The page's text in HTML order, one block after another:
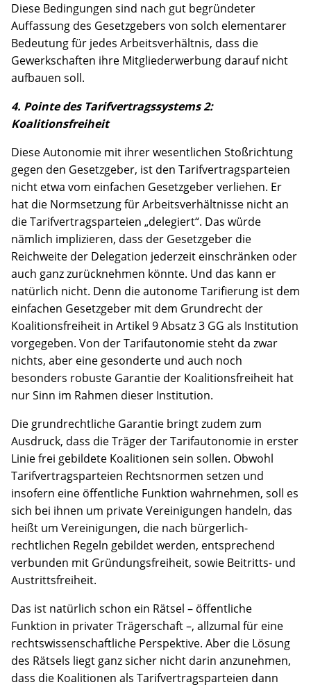
Diese Bedingungen sind nach gut begründeter
Auffassung des Gesetzgebers von solch elementarer
Bedeutung für jedes Arbeitsverhältnis, dass die
Gewerkschaften ihre Mitgliederwerbung darauf nicht
aufbauen soll.
4. Pointe des Tarifvertragssystems 2:
Koalitionsfreiheit
Diese Autonomie mit ihrer wesentlichen Stoßrichtung
gegen den Gesetzgeber, ist den Tarifvertragsparteien
nicht etwa vom einfachen Gesetzgeber verliehen. Er
hat die Normsetzung für Arbeitsverhältnisse nicht an
die Tarifvertragsparteien „delegiert“. Das würde
nämlich implizieren, dass der Gesetzgeber die
Reichweite der Delegation jederzeit einschränken oder
auch ganz zurücknehmen könnte. Und das kann er
natürlich nicht. Denn die autonome Tarifierung ist dem
einfachen Gesetzgeber mit dem Grundrecht der
Koalitionsfreiheit in Artikel 9 Absatz 3 GG als Institution
vorgegeben. Von der Tarifautonomie steht da zwar
nichts, aber eine gesonderte und auch noch
besonders robuste Garantie der Koalitionsfreiheit hat
nur Sinn im Rahmen dieser Institution.
Die grundrechtliche Garantie bringt zudem zum
Ausdruck, dass die Träger der Tarifautonomie in erster
Linie frei gebildete Koalitionen sein sollen. Obwohl
Tarifvertragsparteien Rechtsnormen setzen und
insofern eine öffentliche Funktion wahrnehmen, soll es
sich bei ihnen um private Vereinigungen handeln, das
heißt um Vereinigungen, die nach bürgerlich-
rechtlichen Regeln gebildet werden, entsprechend
verbunden mit Gründungsfreiheit, sowie Beitritts- und
Austrittsfreiheit.
Das ist natürlich schon ein Rätsel – öffentliche
Funktion in privater Trägerschaft –, allzumal für eine
rechtswissenschaftliche Perspektive. Aber die Lösung
des Rätsels liegt ganz sicher nicht darin anzunehmen,
dass die Koalitionen als Tarifvertragsparteien dann